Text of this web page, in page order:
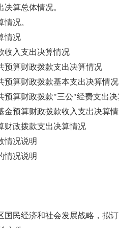
决算总体情况。
情况。
情况
收入支出决算情况
预算财政拨款支出决算情况
预算财政拨款基本支出决算情况
预算财政拨款"三公"经费支出
金预算财政拨款收入支出决算
财政拨款支出决算情况
情况说明
情况说明
国民经济和社会发展战略，拟